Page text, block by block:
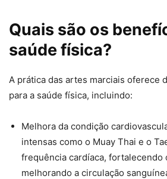
Quais são os
saúde física?
A prática das artes marciais oferece
para a saúde física, incluindo:
Melhora da condição
intensas como o Muay Thai e o
frequência cardíaca, fortalecendo
melhorando a circulação